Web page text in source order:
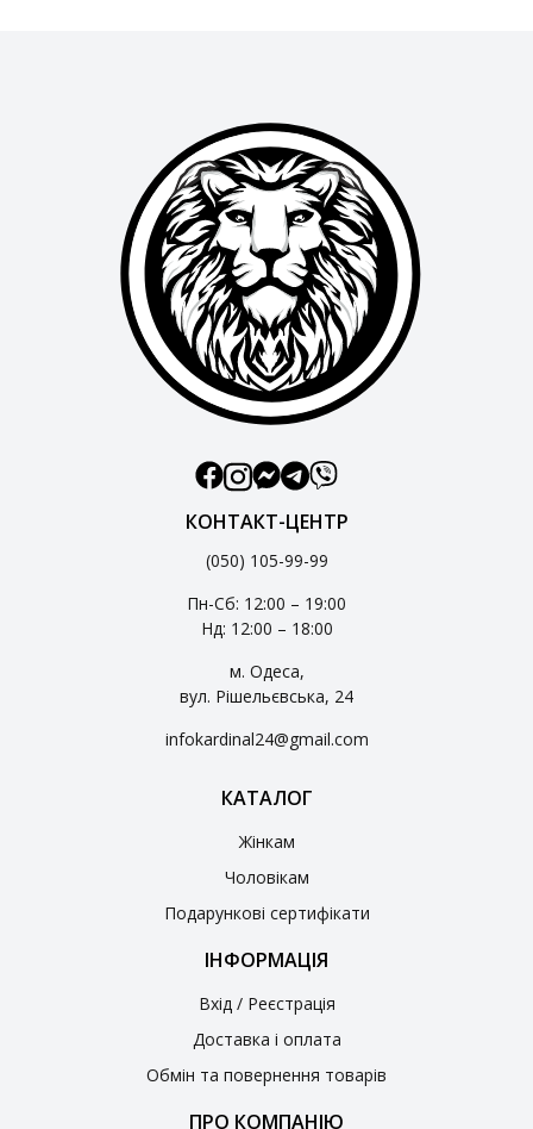
КОНТАКТ-ЦЕНТР
(050) 105-99-99
Пн-Сб: 12:00 – 19:00
Нд: 12:00 – 18:00
м. Одеса,
вул. Рішельєвська, 24
infokardinal24@gmail.com
КАТАЛОГ
Жінкам
Чоловікам
Подарункові сертифікати
ІНФОРМАЦІЯ
Вхід / Реєстрація
Доставка і оплата
Обмін та повернення товарів
ПРО КОМПАНІЮ